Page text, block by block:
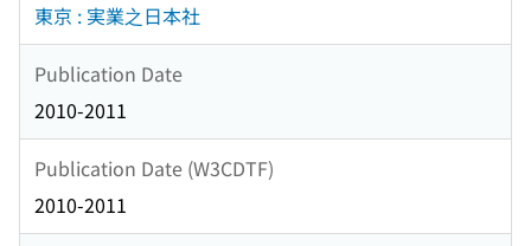
東京 : 実業之日本社
Publication Date
2010-2011
Publication Date (W3CDTF)
2010-2011